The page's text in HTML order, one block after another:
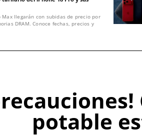
Max llegarán con subidas de precio por
DRAM. Conoce fechas, precios y
potable